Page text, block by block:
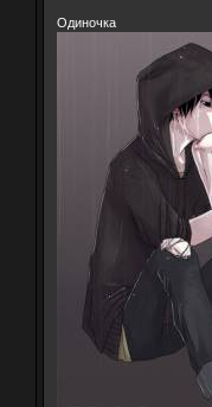
Одиночка